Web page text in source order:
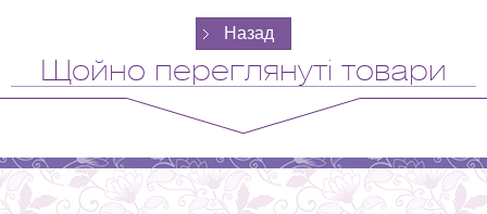
Щойно переглянуті товари